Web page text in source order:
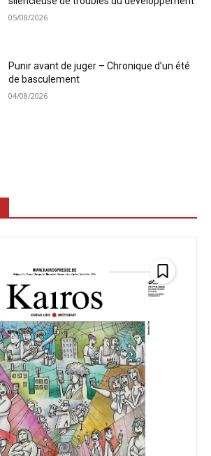
05/08/2026
Punir avant de juger – Chronique d’un été
de basculement
04/08/2026